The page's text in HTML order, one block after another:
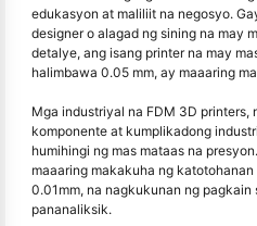
edukasyon at maliliit na negosyo.
designer o alagad ng sining na may
detalye, ang isang printer na may
halimbawa 0.05 mm, ay maaaring
Mga industriyal na FDM 3D printers,
komponente at kumplikadong
humihingi ng mas mataas na
maaaring makakuha ng
0.01mm, na nagkukunan ng
pananaliksik.